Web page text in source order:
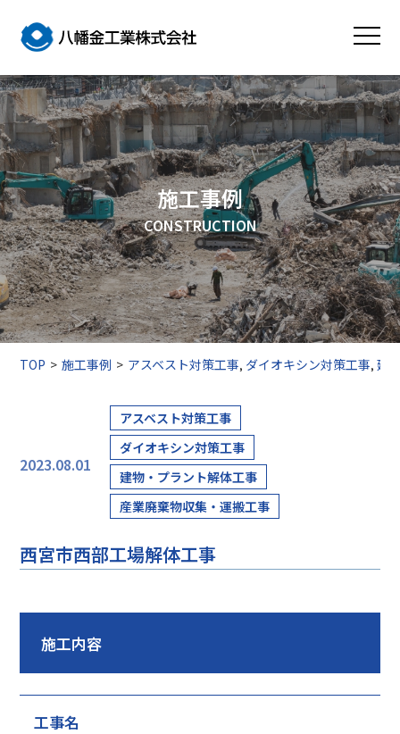
施工事例
CONSTRUCTION
TOP 施工事例 アスベスト対策工事, ダイオキシン対策工事,建
2023.08.01
アスベスト対策工事
ダイオキシン対策工事
建物・プラント解体工事
産業廃棄物収集・運搬工事
西宮市西部工場解体工事
施工内容
工事名